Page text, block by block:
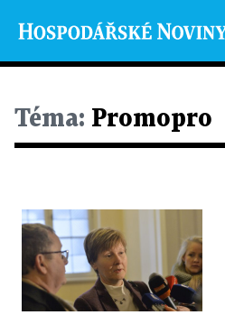
Téma: Promopro